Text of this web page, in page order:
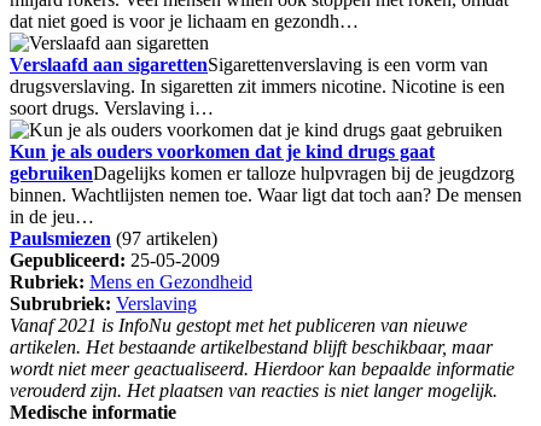
dat niet goed is voor je lichaam en gezondh…
Verslaafd aan sigarettenSigarettenverslaving is een vorm van
drugsverslaving. In sigaretten zit immers nicotine. Nicotine is een
soort drugs. Verslaving i…
Kun je als ouders voorkomen dat je kind drugs gaat
gebruikenDagelijks komen er talloze hulpvragen bij de jeugdzorg
binnen. Wachtlijsten nemen toe. Waar ligt dat toch aan? De mensen
in de jeu…
Paulsmiezen (97 artikelen)
Gepubliceerd: 25-05-2009
Rubriek: Mens en Gezondheid
Subrubriek: Verslaving
Vanaf 2021 is InfoNu gestopt met het publiceren van nieuwe
artikelen. Het bestaande artikelbestand blijft beschikbaar, maar
wordt niet meer geactualiseerd. Hierdoor kan bepaalde informatie
verouderd zijn. Het plaatsen van reacties is niet langer mogelijk.
Medische informatie